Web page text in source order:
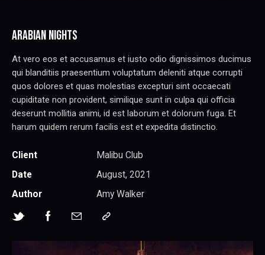
ARABIAN NIGHTS
At vero eos et accusamus et iusto odio dignissimos ducimus
qui blanditiis praesentium voluptatum deleniti atque corrupti
quos dolores et quas molestias excepturi sint occaecati
cupiditate non provident, similique sunt in culpa qui officia
deserunt mollitia animi, id est laborum et dolorum fuga. Et
harum quidem rerum facilis est et expedita distinctio.
Client
Malibu Club
Date
August, 2021
Author
Amy Walker
Twitter-FacebookShare-
Copy
to